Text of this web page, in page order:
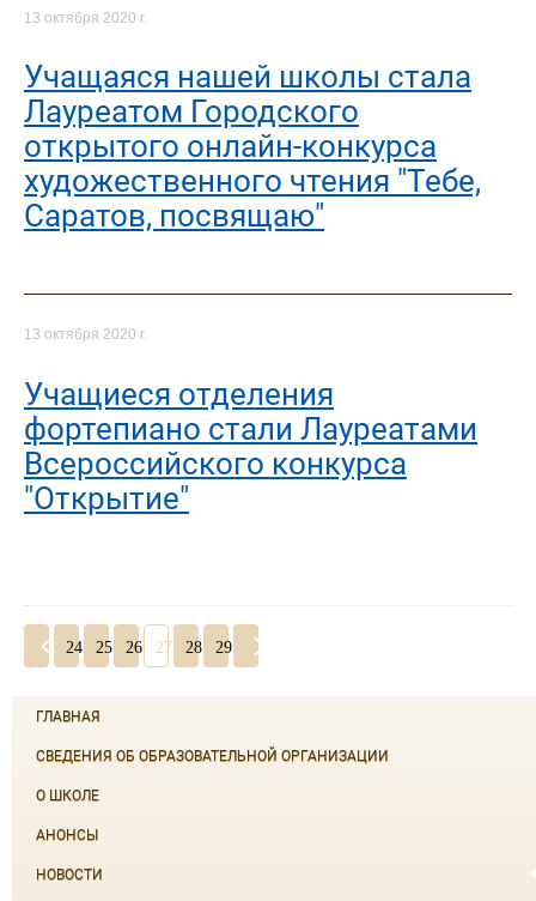
13 октября 2020 г.
Учащаяся нашей школы стала
Лауреатом Городского
открытого онлайн-конкурса
художественного чтения "Тебе,
Саратов, посвящаю"
13 октября 2020 г.
Учащиеся отделения
фортепиано стали Лауреатами
Всероссийского конкурса
"Открытие"
24 25 26 27 28 29
ГЛАВНАЯ
СВЕДЕНИЯ ОБ ОБРАЗОВАТЕЛЬНОЙ ОРГАНИЗАЦИИ
О ШКОЛЕ
АНОНСЫ
НОВОСТИ